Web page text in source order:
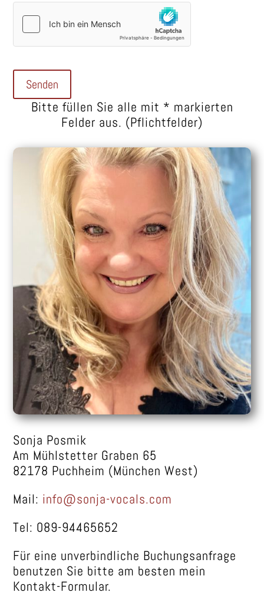
Bitte füllen Sie alle mit * markierten
Felder aus. (Pflichtfelder)
Sonja Posmik
Am Mühlstetter Graben 65
82178 Puchheim (München West)
Mail: info@sonja-vocals.com
Tel: 089-94465652
Für eine unverbindliche Buchungsanfrage
benutzen Sie bitte am besten mein
Kontakt-Formular.